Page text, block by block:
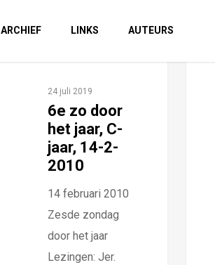
ARCHIEF LINKS AUTEURS
24 juli 2019
6e zo door
het jaar, C-
jaar, 14-2-
2010
14 februari 2010
Zesde zondag
door het jaar
Lezingen: Jer.